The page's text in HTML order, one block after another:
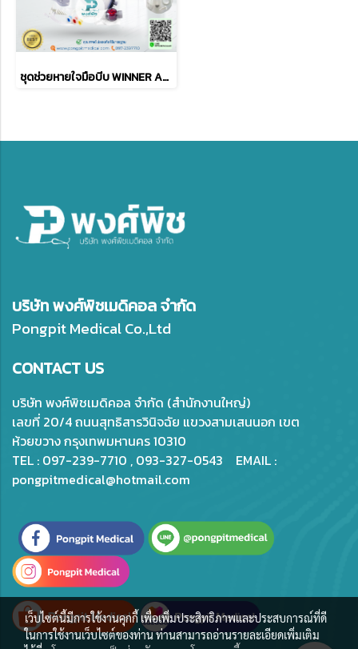
ชุดช่วยหายใจมือบีบ WINNER Ambu Bag
บริษัท พงศ์พิชเมดิคอล จำกัด
Pongpit Medical Co.,Ltd
CONTACT US
บริษัท พงศ์พิชเมดิคอล จำกัด (สำนักงานใหญ่)
เลขที่ 20/4 ถนนสุทธิสารวินิจฉัย แขวงสามเสนนอก เขต
ห้วยขวาง กรุงเทพมหานคร 10310
TEL : 097-239-7710 , 093-327-0543 EMAIL :
pongpitmedical@hotmail.com
เว็บไซต์นี้มีการใช้งานคุกกี้ เพื่อเพิ่มประสิทธิภาพและประสบการณ์ที่ดี
ในการใช้งานเว็บไซต์ของท่าน ท่านสามารถอ่านรายละเอียดเพิ่มเติม